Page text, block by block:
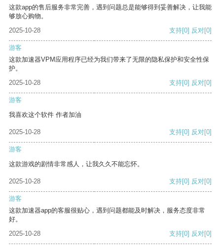
这款app的售后服务非常完善，遇到问题总是能够得到妥善解决，让我能
够放心购物。
2025-10-28
支持[0] 反对[0]
游客
这款加速器VPM应用程序已经为我们带来了无限的隐私保护和安全性保
护。
2025-10-28
支持[0] 反对[0]
游客
我喜欢这个软件 作者加油
2025-10-28 支持[0] 反对[0]
游客
这款游戏的剧情非常感人，让我久久不能忘怀。
2025-10-28 支持[0] 反对[0]
游客
这款加速器app的客服很贴心，遇到问题都能及时解决，服务态度非常
好。
2025-10-28
支持[0] 反对[0]